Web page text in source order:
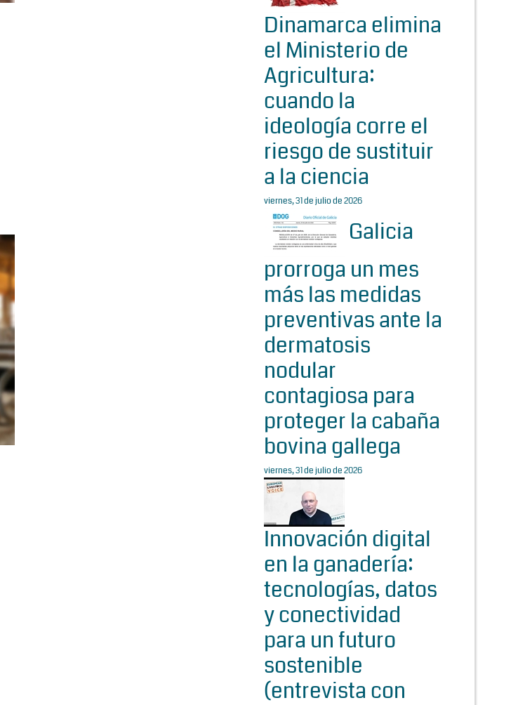
Dinamarca elimina
el Ministerio de
Agricultura:
cuando la
ideología corre el
riesgo de sustituir
a la ciencia
viernes, 31 de julio de 2026
Galicia
prorroga un mes
más las medidas
preventivas ante la
dermatosis
nodular
contagiosa para
proteger la cabaña
bovina gallega
viernes, 31 de julio de 2026
Innovación digital
en la ganadería:
tecnologías, datos
y conectividad
para un futuro
sostenible
(entrevista con